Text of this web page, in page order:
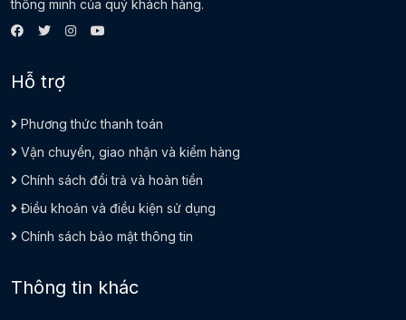
thông minh của quý khách hàng.
Hỗ trợ
Phương thức thanh toán
Vận chuyển, giao nhận và kiểm hàng
Chính sách đổi trả và hoàn tiền
Điều khoản và điều kiện sử dụng
Chính sách bảo mật thông tin
Thông tin khác